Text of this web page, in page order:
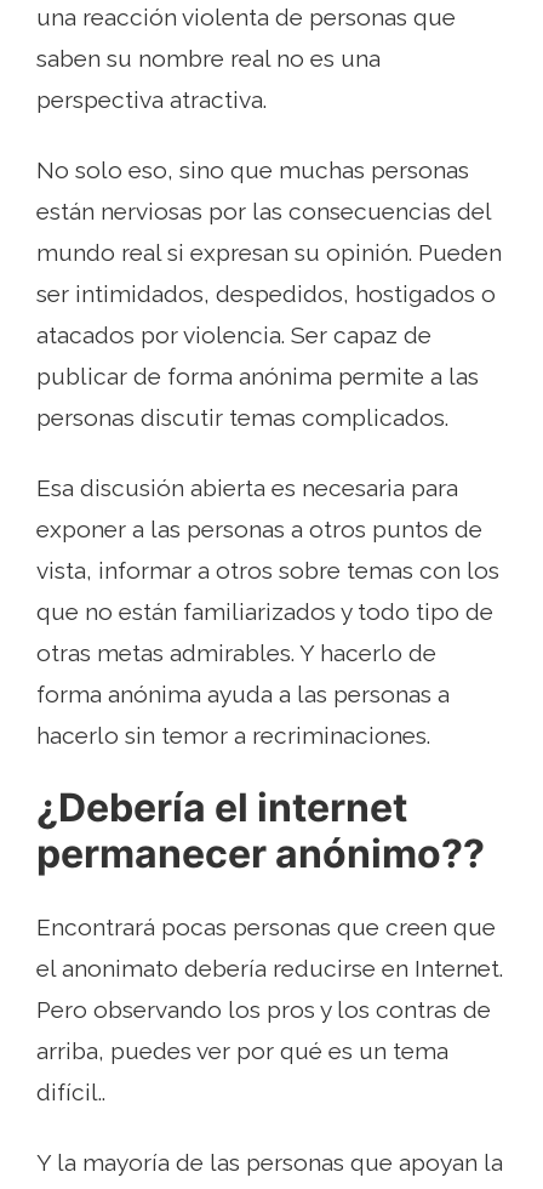
una reacción violenta de personas que
saben su nombre real no es una
perspectiva atractiva.
No solo eso, sino que muchas personas
están nerviosas por las consecuencias del
mundo real si expresan su opinión. Pueden
ser intimidados, despedidos, hostigados o
atacados por violencia. Ser capaz de
publicar de forma anónima permite a las
personas discutir temas complicados.
Esa discusión abierta es necesaria para
exponer a las personas a otros puntos de
vista, informar a otros sobre temas con los
que no están familiarizados y todo tipo de
otras metas admirables. Y hacerlo de
forma anónima ayuda a las personas a
hacerlo sin temor a recriminaciones.
¿Debería el internet
permanecer anónimo??
Encontrará pocas personas que creen que
el anonimato debería reducirse en Internet.
Pero observando los pros y los contras de
arriba, puedes ver por qué es un tema
difícil..
Y la mayoría de las personas que apoyan la